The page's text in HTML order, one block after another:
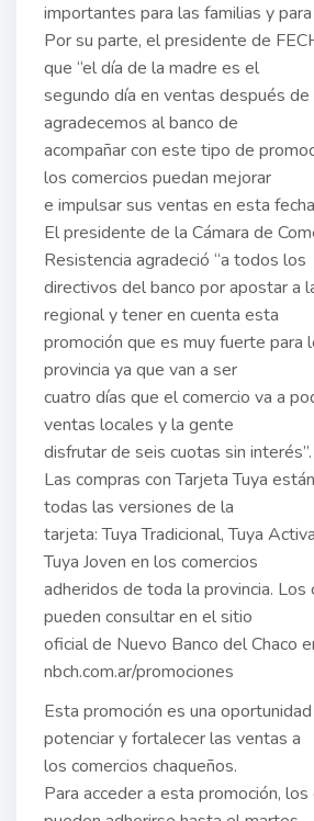
importantes para las familias y
Por su parte, el presidente de
que “el día de la madre es el
segundo día en ventas después de
agradecemos al banco de
acompañar con este tipo de
los comercios puedan mejorar
e impulsar sus ventas en esta
El presidente de la Cámara de
Resistencia agradeció “a todos los
directivos del banco por apostar a
regional y tener en cuenta esta
promoción que es muy fuerte para
provincia ya que van a ser
cuatro días que el comercio va a
ventas locales y la gente
disfrutar de seis cuotas sin interés”.
Las compras con Tarjeta Tuya
todas las versiones de la
tarjeta: Tuya Tradicional, Tuya
Tuya Joven en los comercios
adheridos de toda la provincia. Los
pueden consultar en el sitio
oficial de Nuevo Banco del Chaco
nbch.com.ar/promociones
Esta promoción es una
potenciar y fortalecer las ventas a
los comercios chaqueños.
Para acceder a esta promoción, los